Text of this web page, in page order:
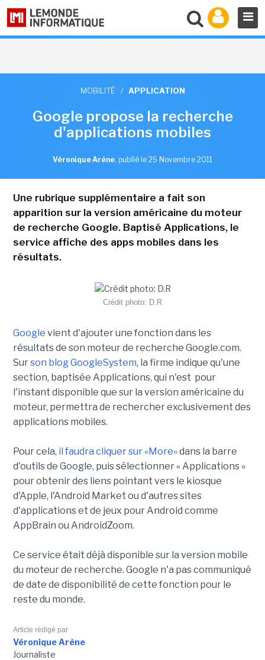
MOBILITÉ / APPLICATION
Google propose la recherche
d'applications mobiles
Véronique Arène, publié le 25 Novembre 2011
Une rubrique supplémentaire a fait son
apparition sur la version américaine du moteur
de recherche Google. Baptisé Applications, le
service affiche des apps mobiles dans les
résultats.
Crédit photo: D.R
Google vient d'ajouter une fonction dans les
résultats de son moteur de recherche Google.com.
Surson blog GoogleSystem, la firme indique qu'une
section, baptisée Applications, qui n'est pour
l'instant disponible que sur la version américaine du
moteur, permettra de rechercher exclusivement des
applications mobiles.
Pour cela, il faudra cliquer sur «More»dans la barre
d'outils de Google, puis sélectionner « Applications »
pour obtenir des liens pointant vers le kiosque
d'Apple, l'Android Market ou d'autres sites
d'applications et de jeux pour Android comme
AppBrain ou AndroidZoom.
Ce service était déjà disponible sur la version mobile
du moteur de recherche. Google n'a pas communiqué
de date de disponibilité de cette fonction pour le
reste du monde.
Article rédigé par
Véronique Arène
Journaliste